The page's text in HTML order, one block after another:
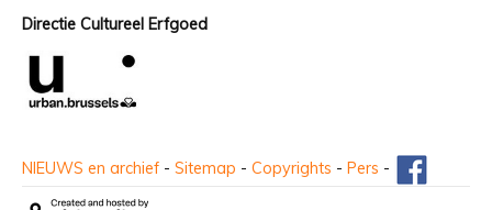
Directie Cultureel Erfgoed
NIEUWS en archief - Sitemap - Copyrights - Pers -